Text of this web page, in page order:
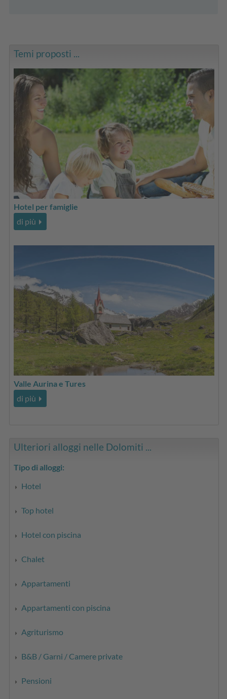
Temi proposti ...
Hotel per famiglie
di più
Valle Aurina e Tures
di più
Ulteriori alloggi nelle Dolomiti ...
Tipo di alloggi:
Hotel
Top hotel
Hotel con piscina
Chalet
Appartamenti
Appartamenti con piscina
Agriturismo
B&B / Garni / Camere private
Pensioni